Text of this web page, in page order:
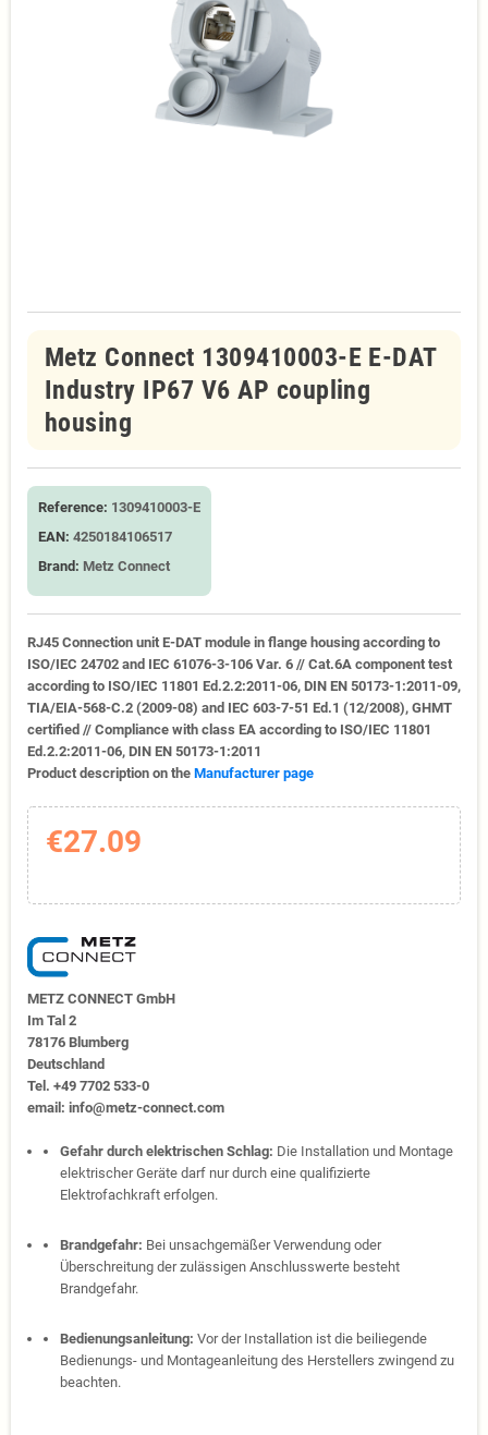
Metz Connect 1309410003-E E-DAT
Industry IP67 V6 AP coupling
housing
Reference: 1309410003-E
EAN: 4250184106517
Brand: Metz Connect
RJ45 Connection unit E-DAT module in flange housing according to
ISO/IEC 24702 and IEC 61076-3-106 Var. 6 // Cat.6A component test
according to ISO/IEC 11801 Ed.2.2:2011-06, DIN EN 50173-1:2011-09,
TIA/EIA-568-C.2 (2009-08) and IEC 603-7-51 Ed.1 (12/2008), GHMT
certified // Compliance with class EA according to ISO/IEC 11801
Ed.2.2:2011-06, DIN EN 50173-1:2011
Product description on the Manufacturer page
€27.09
METZ CONNECT GmbH
Im Tal 2
78176 Blumberg
Deutschland
Tel. +49 7702 533-0
email: info@metz-connect.com
Gefahr durch elektrischen Schlag: Die Installation und Montage
elektrischer Geräte darf nur durch eine qualifizierte
Elektrofachkraft erfolgen.
Brandgefahr: Bei unsachgemäßer Verwendung oder
Überschreitung der zulässigen Anschlusswerte besteht
Brandgefahr.
Bedienungsanleitung: Vor der Installation ist die beiliegende
Bedienungs- und Montageanleitung des Herstellers zwingend zu
beachten.